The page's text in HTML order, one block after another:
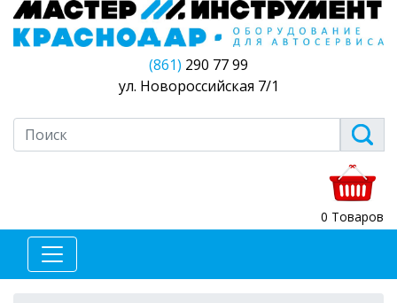
(861) 290 77 99
ул. Новороссийская 7/1
0 Товаров